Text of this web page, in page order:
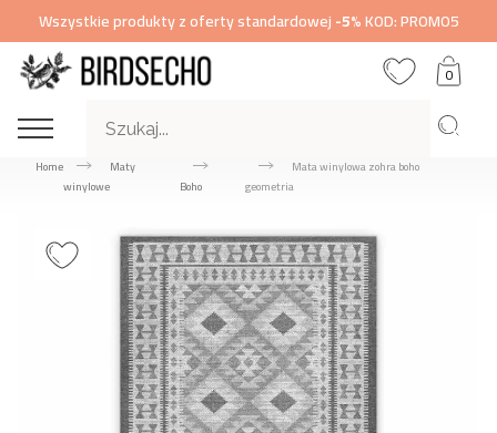
Wszystkie produkty z oferty standardowej-5%KOD: PROMO5
0
Home
Maty
winylowe
Boho
Mata winylowa zohra boho
geometria